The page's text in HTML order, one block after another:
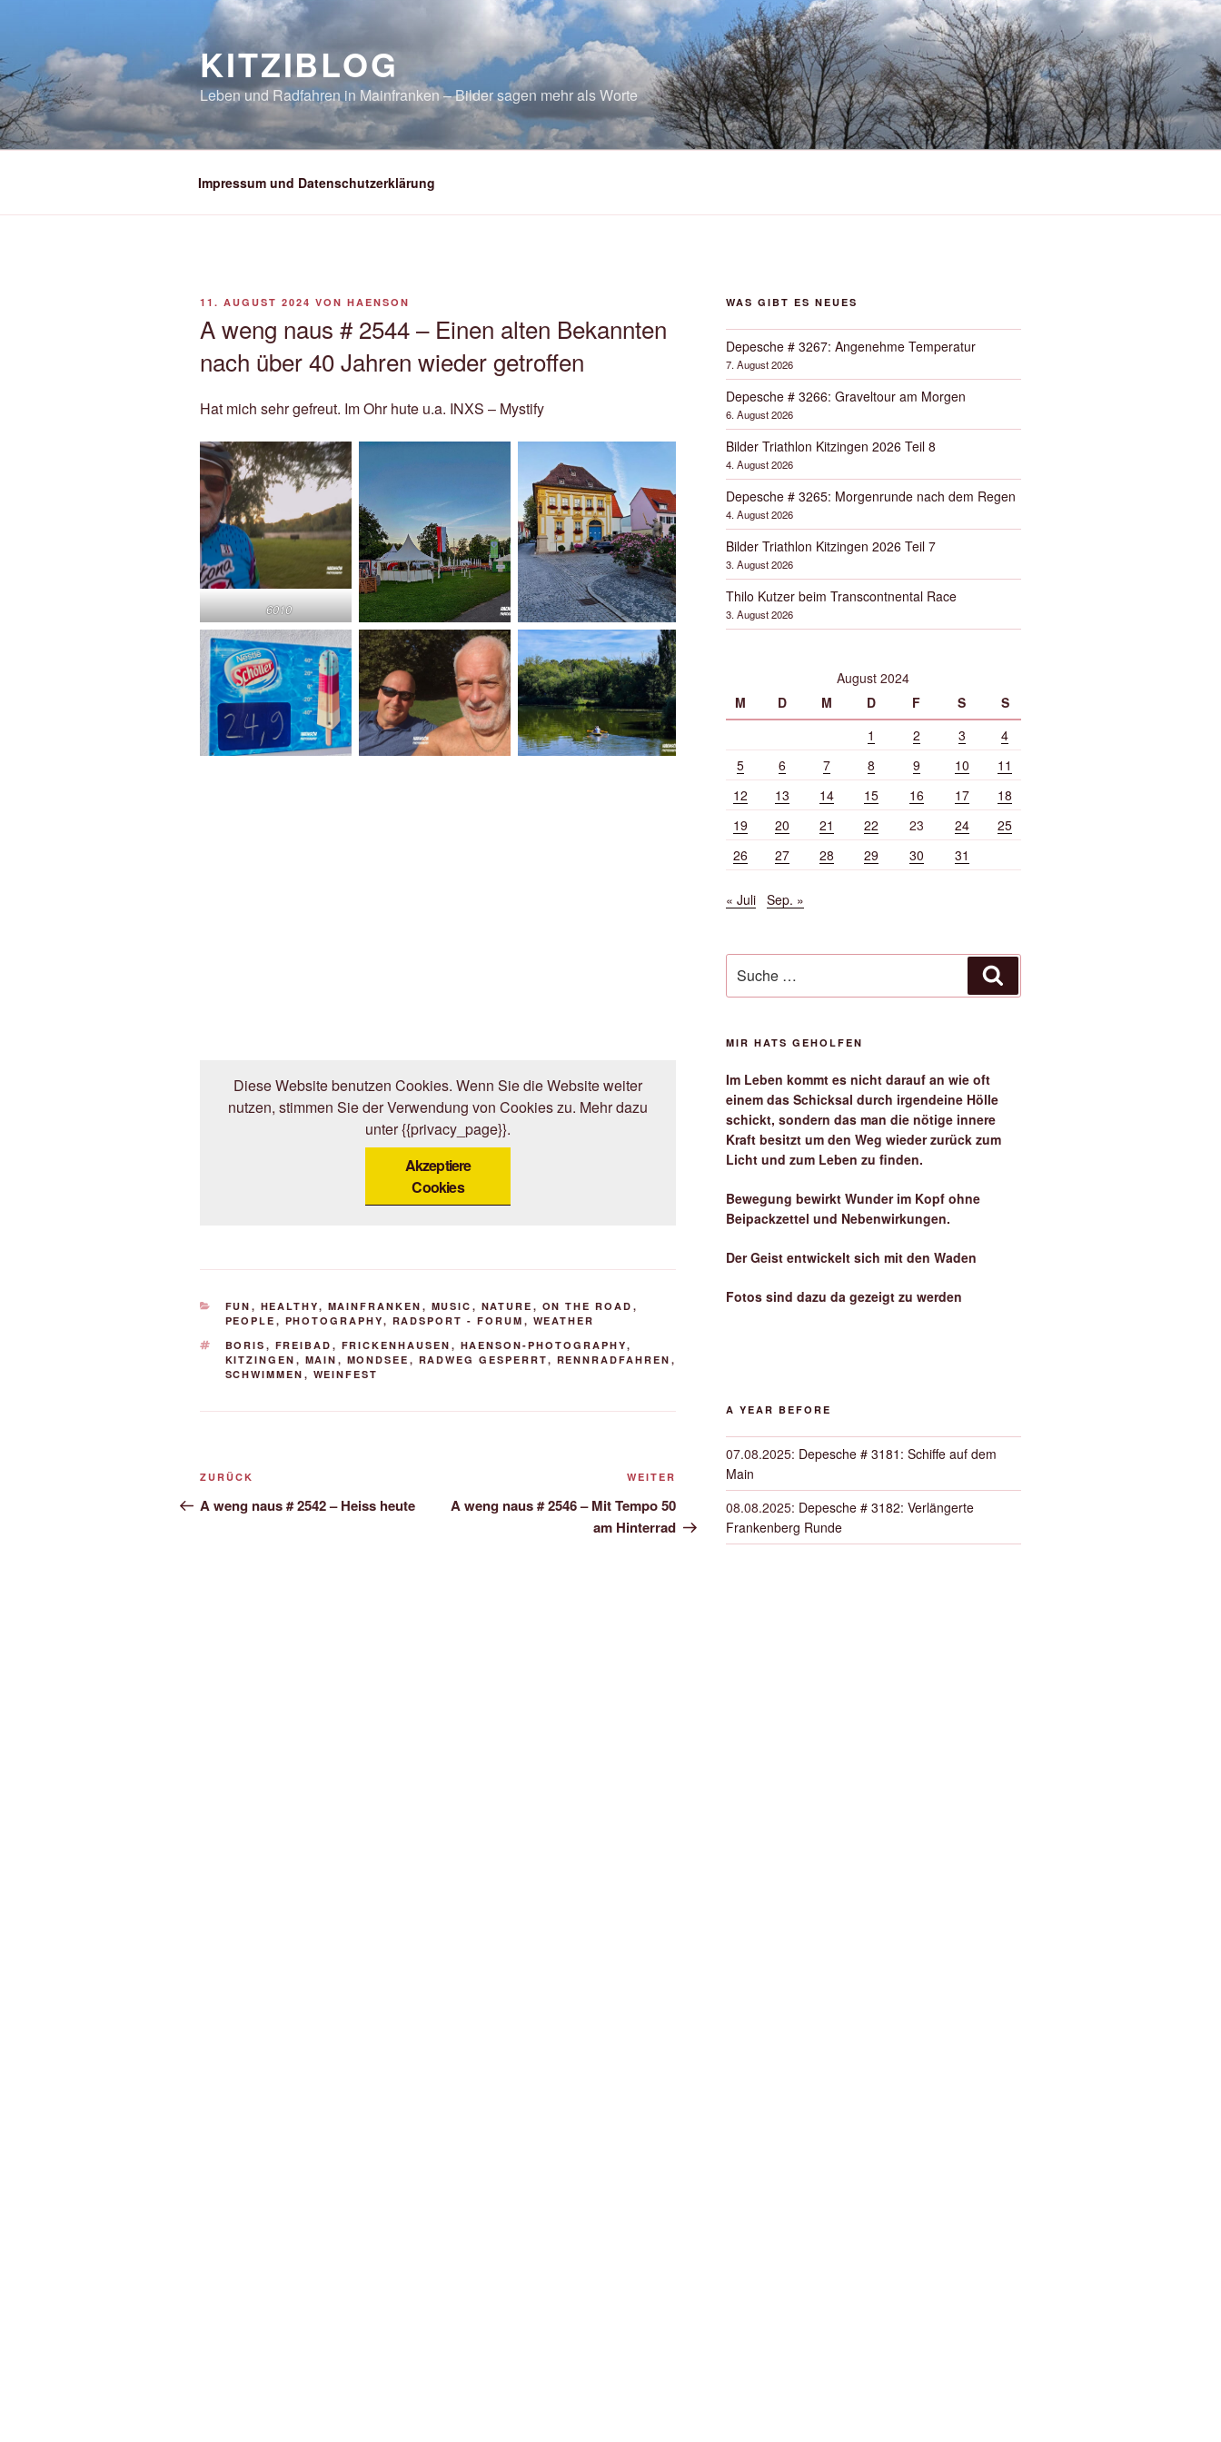
springen
KITZIBLOG
Leben und Radfahren in Mainfranken – Bilder sagen mehr als Worte
Impressum und Datenschutzerklärung
VERÖFFENTLICHT
11. AUGUST 2024 VON HAENSON
A weng naus # 2544 – Einen alten Bekannten
nach über 40 Jahren wieder getroffen
Hat mich sehr gefreut. Im Ohr hute u.a. INXS – Mystify
6010
Diese Website benutzen Cookies. Wenn Sie die Website weiter
nutzen, stimmen Sie der Verwendung von Cookies zu. Mehr dazu
unter {{privacy_page}}.
Akzeptiere
Cookies
KATEGORIEN
FUN , HEALTHY, MAINFRANKEN , MUSIC , NATURE , ON THE ROAD ,
PEOPLE , PHOTOGRAPHY, RADSPORT - FORUM , WEATHER
SCHLAGWÖRTER
BORIS , FREIBAD , FRICKENHAUSEN , HAENSON-PHOTOGRAPHY,
KITZINGEN , MAIN , MONDSEE , RADWEG GESPERRT, RENNRADFAHREN ,
SCHWIMMEN , WEINFEST
Beitrags-
Navigation
Vorheriger
Beitrag
ZURÜCK
A weng naus # 2542 – Heiss heute
Nächster
Beitrag
WEITER
A weng naus # 2546 – Mit Tempo 50
am Hinterrad
WAS GIBT ES NEUES
Depesche # 3267: Angenehme Temperatur
7. August 2026
Depesche # 3266: Graveltour am Morgen
6. August 2026
Bilder Triathlon Kitzingen 2026 Teil 8
4. August 2026
Depesche # 3265: Morgenrunde nach dem Regen
4. August 2026
Bilder Triathlon Kitzingen 2026 Teil 7
3. August 2026
Thilo Kutzer beim Transcontnental Race
3. August 2026
August 2024
M
D M D F S
S
1
2 3
4
5
6 7 8 9 10
11
12
13 14 15 16 17
18
19
20 21 22 23 24
25
26
27 28 29 30 31
« Juli Sep. »
nach:
MIR HATS GEHOLFEN
Im Leben kommt es nicht darauf an wie oft
einem das Schicksal durch irgendeine Hölle
schickt, sondern das man die nötige innere
Kraft besitzt um den Weg wieder zurück zum
Licht und zum Leben zu finden.
Bewegung bewirkt Wunder im Kopf ohne
Beipackzettel und Nebenwirkungen.
Der Geist entwickelt sich mit den Waden
Fotos sind dazu da gezeigt zu werden
A YEAR BEFORE
07.08.2025: Depesche # 3181: Schiffe auf dem
Main
08.08.2025: Depesche # 3182: Verlängerte
Frankenberg Runde